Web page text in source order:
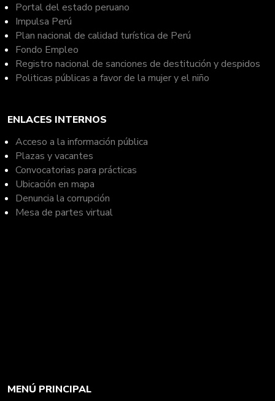
Portal del estado peruano
Impulsa Perú
Plan nacional de calidad turística de Perú
Fondo Empleo
Registro nacional de sanciones de destitución y despidos
Politicas públicas a favor de la mujer y el niño
ENLACES INTERNOS
Acceso a la información pública
Plazas y vacantes
Convocatorias para prácticas
Ubicación en mapa
Denuncia la corrupción
Mesa de partes virtual
MENÚ PRINCIPAL